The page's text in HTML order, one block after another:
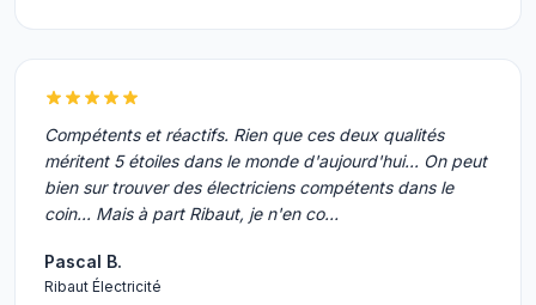
Compétents et réactifs. Rien que ces deux qualités
méritent 5 étoiles dans le monde d'aujourd'hui... On peut
bien sur trouver des électriciens compétents dans le
coin... Mais à part Ribaut, je n'en co…
Pascal B.
Ribaut Électricité